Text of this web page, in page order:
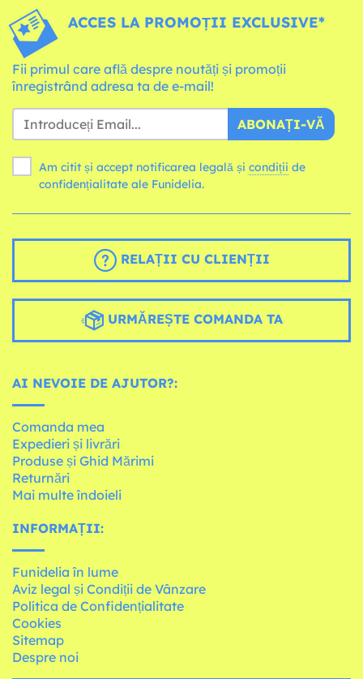
ACCES LA PROMOȚII EXCLUSIVE*
Fii primul care află despre noutăți și promoții
înregistrând adresa ta de e-mail!
ABONAȚI-VĂ
Am citit și accept notificarea legală și condiții
confidențialitate ale Funidelia.
RELAȚII CU CLIENȚII
URMĂREȘTE COMANDA TA
AI NEVOIE DE AJUTOR?:
Comanda mea
Expedieri și livrări
Produse și Ghid Mărimi
Returnări
Mai multe îndoieli
INFORMAȚII:
Funidelia în lume
Aviz legal și Condiții de Vânzare
Política de Confidențialitate
Cookies
Sitemap
Despre noi